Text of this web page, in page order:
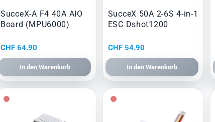
SucceX-A F4 40A AIO
Board (MPU6000)
CHF 64.90
In den Warenkorb
SucceX 50A 2-6S 4-in-1
ESC Dshot1200
CHF54.90
In den Warenkorb